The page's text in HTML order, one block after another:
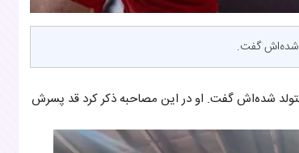
شده‌اش گفت.
شده‌اش گفت. او در این مصاحبه ذکر کرد قد پسرش